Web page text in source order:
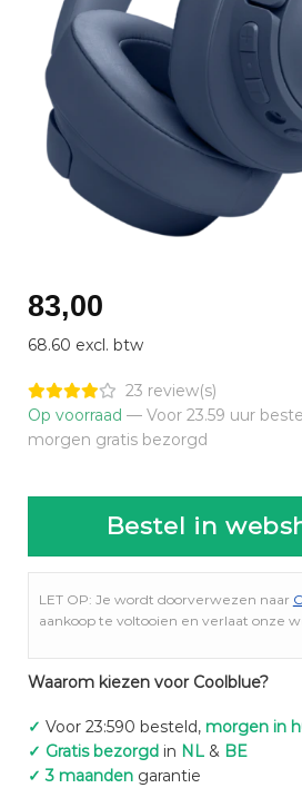
83,00
68.60 excl. btw
23 review(s)
Op voorraad — Voor 23.59 uur
morgen gratis bezorgd
Bestel in
LET OP: Je wordt doorverwezen naar
aankoop te voltooien en verlaat onze
Waarom kiezen voor Coolblue?
✓ Voor 23:590 besteld, morgen in
✓ Gratis bezorgd in NL& BE
✓ 3 maanden garantie